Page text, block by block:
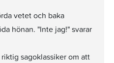
vetet och baka
hönan. "Inte jag!" svarar
sagoklassiker om att